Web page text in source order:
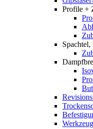
Profile +